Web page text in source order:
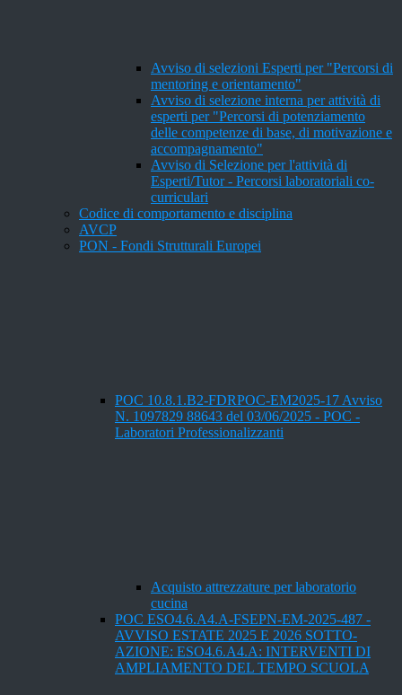
Avviso di selezioni Esperti per "Percorsi di
mentoring e orientamento"
Avviso di selezione interna per attività di
esperti per "Percorsi di potenziamento
delle competenze di base, di motivazione e
accompagnamento"
Avviso di Selezione per l'attività di
Esperti/Tutor - Percorsi laboratoriali co-
curriculari
Codice di comportamento e disciplina
AVCP
PON - Fondi Strutturali Europei
POC 10.8.1.B2-FDRPOC-EM2025-17 Avviso
N. 1097829 88643 del 03/06/2025 - POC -
Laboratori Professionalizzanti
Acquisto attrezzature per laboratorio
cucina
POC ESO4.6.A4.A-FSEPN-EM-2025-487 -
AVVISO ESTATE 2025 E 2026 SOTTO-
AZIONE: ESO4.6.A4.A: INTERVENTI DI
AMPLIAMENTO DEL TEMPO SCUOLA